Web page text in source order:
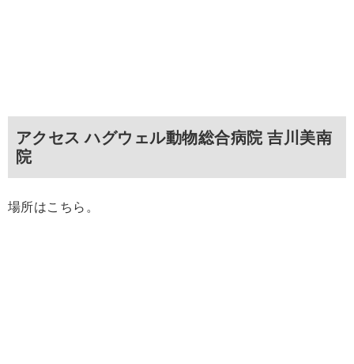
アクセス ハグウェル動物総合病院 吉川美南
院
場所はこちら。